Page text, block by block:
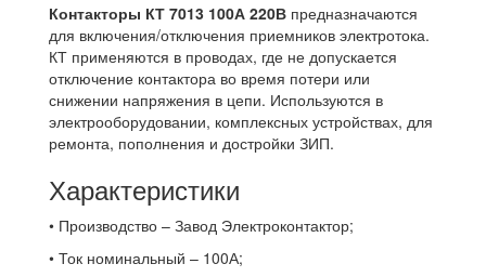
Контакторы КТ 7013 100А 220В предназначаются
для включения/отключения приемников электротока.
КТ применяются в проводах, где не допускается
отключение контактора во время потери или
снижении напряжения в цепи. Используются в
электрооборудовании, комплексных устройствах, для
ремонта, пополнения и достройки ЗИП.
Характеристики
• Производство – Завод Электроконтактор;
• Ток номинальный – 100А;